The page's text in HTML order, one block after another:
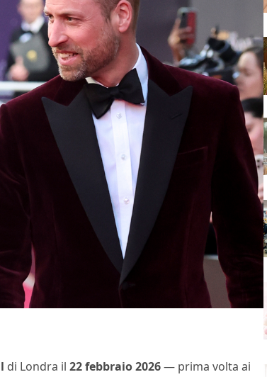
di Londra il 22 febbraio 2026— prima volta ai